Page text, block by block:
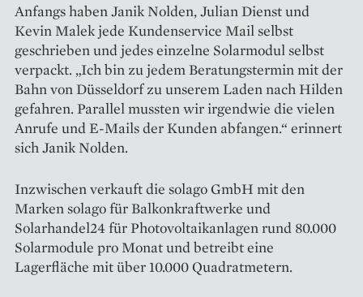
Anfangs haben Janik Nolden, Julian Dienst und
Kevin Malek jede Kundenservice Mail selbst
geschrieben und jedes einzelne Solarmodul selbst
verpackt. „Ich bin zu jedem Beratungstermin mit der
Bahn von Düsseldorf zu unserem Laden nach Hilden
gefahren. Parallel mussten wir irgendwie die vielen
Anrufe und E-Mails der Kunden abfangen.“ erinnert
sich Janik Nolden.
Inzwischen verkauft die solago GmbH mit den
Marken solago für Balkonkraftwerke und
Solarhandel24 für Photovoltaikanlagen rund 80.000
Solarmodule pro Monat und betreibt eine
Lagerfläche mit über 10.000 Quadratmetern.